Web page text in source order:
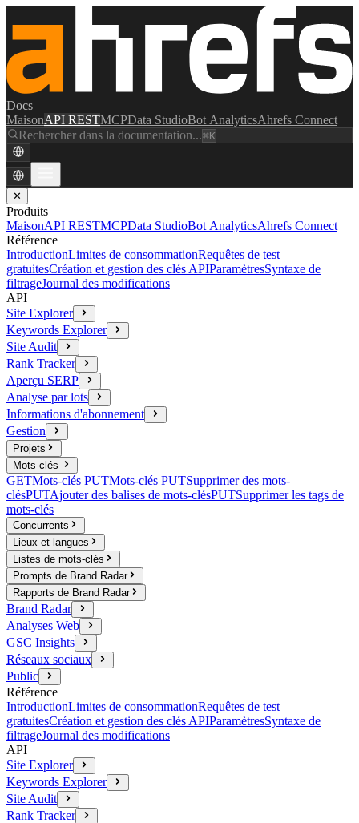
Docs
MaisonAPI RESTMCPData StudioBot AnalyticsAhrefs Connect
Rechercher dans la documentation...⌘K
✕
Produits
MaisonAPI RESTMCPData StudioBot AnalyticsAhrefs Connect
Référence
IntroductionLimites de consommationRequêtes de test
gratuitesCréation et gestion des clés APIParamètresSyntaxe de
filtrageJournal des modifications
API
Site Explorer
Keywords Explorer
Site Audit
Rank Tracker
Aperçu SERP
Analyse par lots
Informations d'abonnement
Gestion
Projets
Mots-clés
GETMots-clés PUTMots-clés PUTSupprimer des mots-
clésPUTAjouter des balises de mots-clésPUTSupprimer les tags de
mots-clés
Concurrents
Lieux et langues
Listes de mots-clés
Prompts de Brand Radar
Rapports de Brand Radar
Brand Radar
Analyses Web
GSC Insights
Réseaux sociaux
Public
Référence
IntroductionLimites de consommationRequêtes de test
gratuitesCréation et gestion des clés APIParamètresSyntaxe de
filtrageJournal des modifications
API
Site Explorer
Keywords Explorer
Site Audit
Rank Tracker